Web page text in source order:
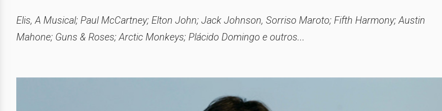
Elis, A Musical; Paul McCartney; Elton John; Jack Johnson, Sorriso Maroto; Fifth Harmony; Austin
Mahone; Guns & Roses; Arctic Monkeys; Plácido Domingo e outros...